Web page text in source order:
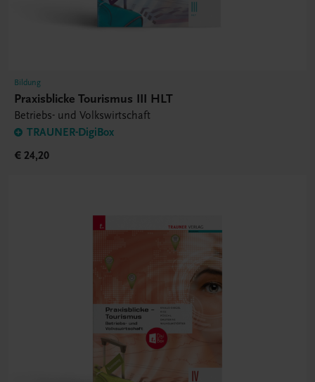
Bildung
Praxisblicke Tourismus III HLT
Betriebs- und Volkswirtschaft
TRAUNER-DigiBox
€ 24,20